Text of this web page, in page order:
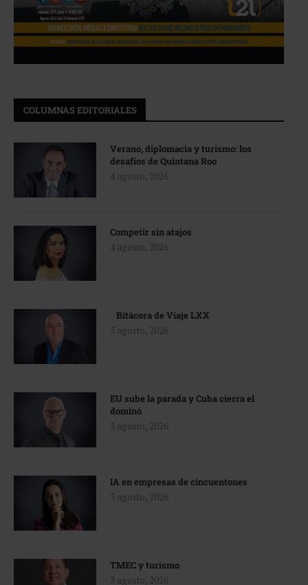
COLUMNAS EDITORIALES
Verano, diplomacia y turismo: los
desafíos de Quintana Roo
4 agosto, 2026
Competir sin atajos
4 agosto, 2026
Bitácora de Viaje LXX
3 agosto, 2026
EU sube la parada y Cuba cierra el
dominó
3 agosto, 2026
IA en empresas de cincuentones
3 agosto, 2026
TMEC y turismo
3 agosto, 2026